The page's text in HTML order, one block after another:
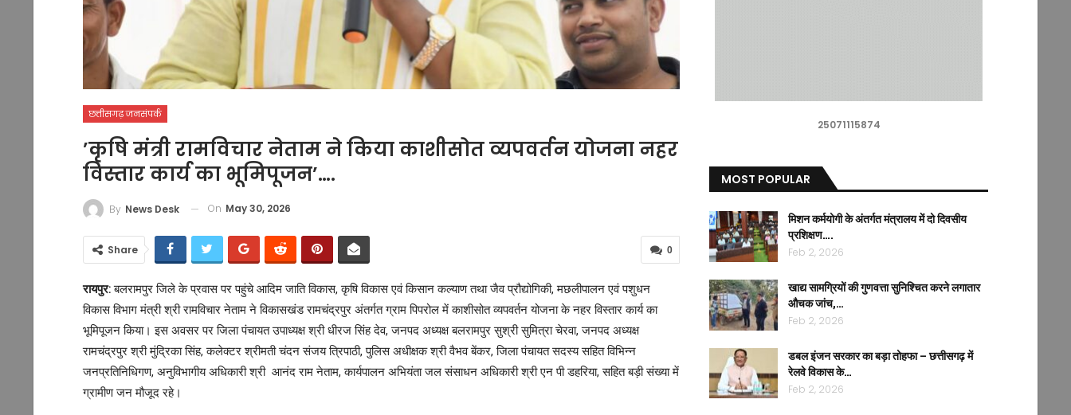
छत्तीसगढ़ जनसंपर्क
’कृषि मंत्री रामविचार नेताम ने किया काशीसोत व्यपवर्तन योजना नहर
विस्तार कार्य का भूमिपूजन’….
By News Desk On May 30, 2026
0
Share
रायपुर:बलरामपुर जिले के प्रवास पर पहुंचे आदिम जाति विकास, कृषि विकास एवं किसान कल्याण तथा जैव प्रौद्योगिकी, मछलीपालन एवं पशुधन
विकास विभाग मंत्री श्री रामविचार नेताम ने विकासखंड रामचंद्रपुर अंतर्गत ग्राम पिपरोल में काशीसोत व्यपवर्तन योजना के नहर विस्तार कार्य का
भूमिपूजन किया। इस अवसर पर जिला पंचायत उपाध्यक्ष श्री धीरज सिंह देव, जनपद अध्यक्ष बलरामपुर सुश्री सुमित्रा चेरवा, जनपद अध्यक्ष
रामचंद्रपुर श्री मुंद्रिका सिंह, कलेक्टर श्रीमती चंदन संजय त्रिपाठी, पुलिस अधीक्षक श्री वैभव बेंकर, जिला पंचायत सदस्य सहित विभिन्न
जनप्रतिनिधिगण, अनुविभागीय अधिकारी श्री आनंद राम नेताम, कार्यपालन अभियंता जल संसाधन अधिकारी श्री एन पी डहरिया, सहित बड़ी संख्या में
ग्रामीण जन मौजूद रहे।
25071115874
MOST POPULAR
मिशन कर्मयोगी के अंतर्गत मंत्रालय में दो दिवसीय
प्रशिक्षण….
Feb 2, 2026
खाद्य सामग्रियों की गुणवत्ता सुनिश्चित करने लगातार
औचक जांच,…
Feb 2, 2026
डबल इंजन सरकार का बड़ा तोहफा – छत्तीसगढ़ में
रेलवे विकास के…
Feb 2, 2026